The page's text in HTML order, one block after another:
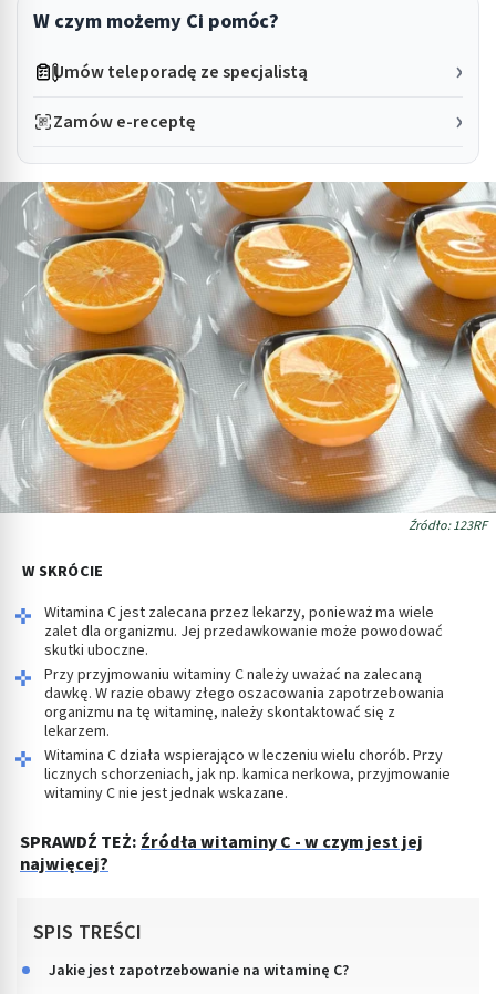
W czym możemy Ci pomóc?
Umów teleporadę ze specjalistą
Zamów e-receptę
Źródło: 123RF
W SKRÓCIE
Witamina C jest zalecana przez lekarzy, ponieważ ma wiele
zalet dla organizmu. Jej przedawkowanie może powodować
skutki uboczne.
Przy przyjmowaniu witaminy C należy uważać na zalecaną
dawkę. W razie obawy złego oszacowania zapotrzebowania
organizmu na tę witaminę, należy skontaktować się z
lekarzem.
Witamina C działa wspierająco w leczeniu wielu chorób. Przy
licznych schorzeniach, jak np. kamica nerkowa, przyjmowanie
witaminy C nie jest jednak wskazane.
SPRAWDŹ TEŻ: Źródła witaminy C - w czym jest jej
najwięcej?
SPIS TREŚCI
Jakie jest zapotrzebowanie na witaminę C?